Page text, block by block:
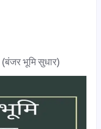
भूमि सुधार)